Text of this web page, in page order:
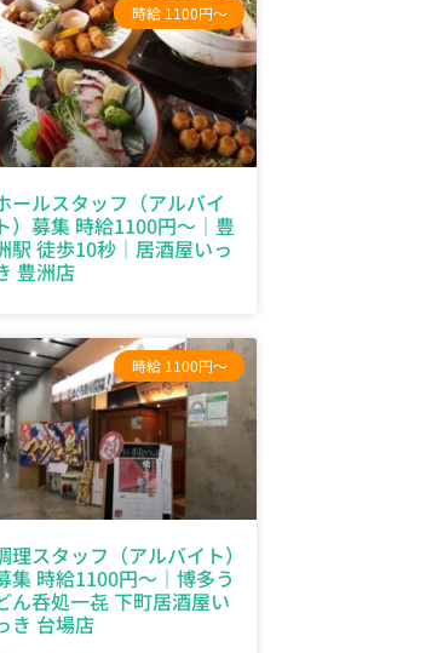
時給 1100円～
ールスタッフ（アルバイ
ト）募集 時給1100円～｜豊
駅 徒歩10秒｜居酒屋いっ
豊洲店
時給 1100円～
理スタッフ（アルバイト）
集 時給1100円～｜博多う
ん呑処一㐂 下町居酒屋い
き 台場店